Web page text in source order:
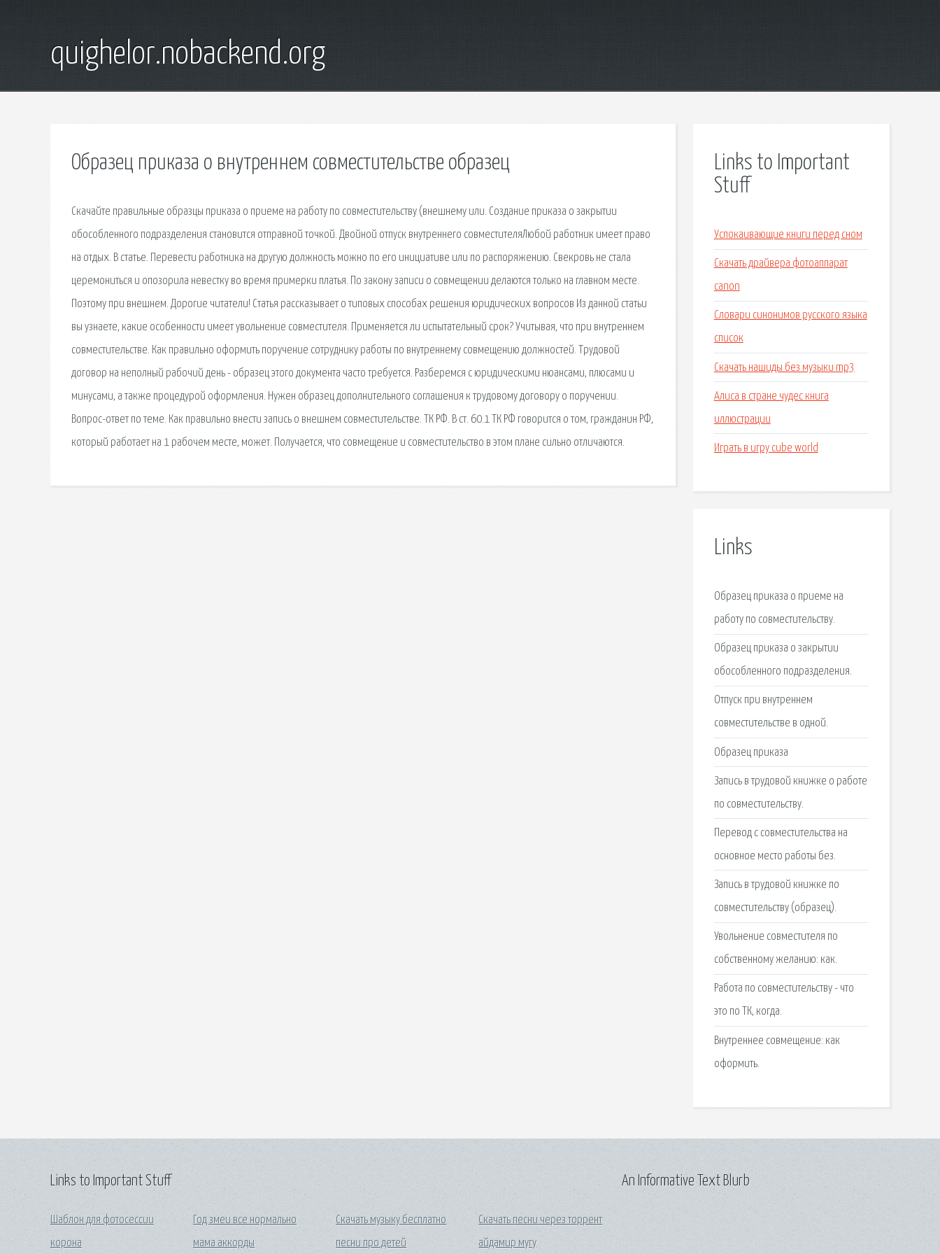
quighelor.nobackend.org
Образец приказа о внутреннем совместительстве образец
Скачайте правильные образцы приказа о приеме на работу по совместительству (внешнему или. Создание приказа о закрытии
обособленного подразделения становится отправной точкой. Двойной отпуск внутреннего совместителяЛюбой работник имеет право
на отдых. В статье. Перевести работника на другую должность можно по его инициативе или по распоряжению. Свекровь не стала
церемониться и опозорила невестку во время примерки платья. По закону записи о совмещении делаются только на главном месте.
Поэтому при внешнем. Дорогие читатели! Статья рассказывает о типовых способах решения юридических вопросов Из данной статьи
вы узнаете, какие особенности имеет увольнение совместителя. Применяется ли испытательный срок? Учитывая, что при внутреннем
совместительстве. Как правильно оформить поручение сотруднику работы по внутреннему совмещению должностей. Трудовой
договор на неполный рабочий день - образец этого документа часто требуется. Разберемся с юридическими нюансами, плюсами и
минусами, а также процедурой оформления. Нужен образец дополнительного соглашения к трудовому договору о поручении.
Вопрос-ответ по теме. Как правильно внести запись о внешнем совместительстве. ТК РФ. В ст. 60.1 ТК РФ говорится о том, гражданин РФ,
который работает на 1 рабочем месте, может. Получается, что совмещение и совместительство в этом плане сильно отличаются.
Links to Important
Stuff
Успокаивающие книги перед сном
Скачать драйвера фотоаппарат
canon
Словари синонимов русского языка
список
Скачать нашиды без музыки mp3
Алиса в стране чудес книга
иллюстрации
Играть в игру cube world
Links
Образец приказа о приеме на
работу по совместительству.
Образец приказа о закрытии
обособленного подразделения.
Отпуск при внутреннем
совместительстве в одной.
Образец приказа
Запись в трудовой книжке о работе
по совместительству.
Перевод с совместительства на
основное место работы без.
Запись в трудовой книжке по
совместительству (образец).
Увольнение совместителя по
собственному желанию: как.
Работа по совместительству - что
это по ТК, когда.
Внутреннее совмещение: как
оформить.
Links to Important Stuff
Шаблон для фотосессии
корона
Год змеи все нормально
мама аккорды
Скачать музыку бесплатно
песни про детей
Скачать песни через торрент
айдамир мугу
An Informative Text Blurb